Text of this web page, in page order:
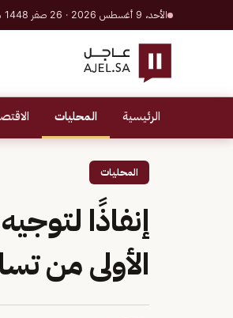
الأحد، 9 أغسطس 2026 · 26 صفر 1448 هـ
الرئيسية المحليات
المحليات
إنفاذًا
الأولى من